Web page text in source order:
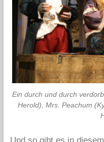
Ein durch und durch
Herold), Mrs. Peachum